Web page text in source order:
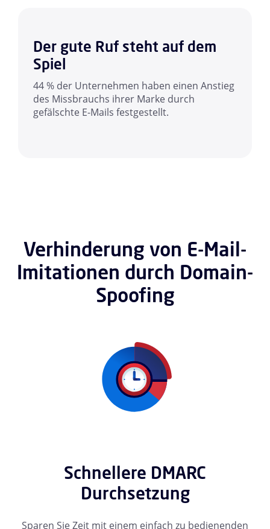
Der gute Ruf steht auf dem
Spiel
44 % der Unternehmen haben einen Anstieg
des Missbrauchs ihrer Marke durch
gefälschte E-Mails festgestellt.
Verhinderung von E-Mail-
Imitationen durch Domain-
Spoofing
Schnellere DMARC
Durchsetzung
Sparen Sie Zeit mit einem einfach zu bedienenden